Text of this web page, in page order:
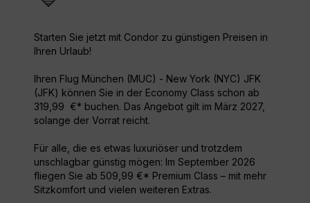
Starten Sie jetzt mit Condor zu günstigen Preisen in
Ihren Urlaub!
Ihren Flug München (MUC) - New York (NYC) JFK
(JFK) können Sie in der Economy Class schon ab
319,99 €* buchen. Das Angebot gilt im März 2027,
solange der Vorrat reicht.
Für alle, die es etwas luxuriöser und trotzdem
unschlagbar günstig mögen: Im September 2026
fliegen Sie ab 509,99 €* Premium Class – mit mehr
Sitzkomfort und vielen weiteren Extras.